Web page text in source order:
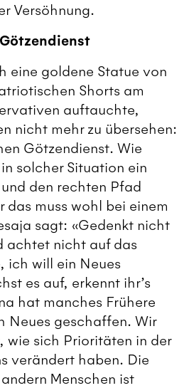
Versöhnung.
eine goldene Statue von
Shorts am
auftauchte,
nicht mehr zu übersehen:
Götzendienst. Wie
solcher Situation ein
den rechten Pfad
das muss wohl bei einem
sagt: «Gedenkt nicht
achtet nicht auf das
ich will ein Neues
es auf, erkennt ihr’s
hat manches Frühere
Neues geschaffen. Wir
wie sich Prioritäten in der
verändert haben. Die
Menschen ist